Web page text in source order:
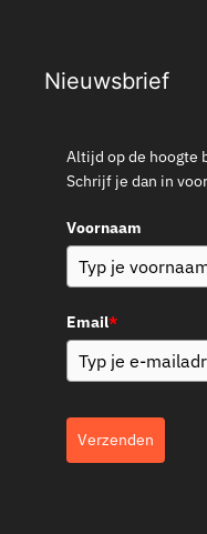
Nieuwsbrief
Altijd op de hoogte
Schrijf je dan in
Voornaam
Email*
Verzenden